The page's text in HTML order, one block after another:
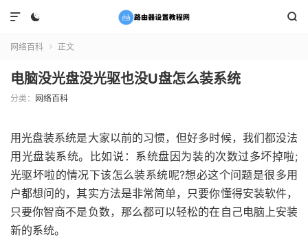
 

网络百科  正文
电脑没光盘没光驱也没U盘怎么装系统
分类： 网络百科
用光盘装系统是大家以前的习惯，但好多时候，我们都没法
用光盘装系统。比如说：系统盘因为装的次数过多坏掉啦;
光驱坏啦的情况下该怎么装系统呢?想必这个问题是很多用
户都想问的，其实方法是非常简单，只要你懂得安装软件，
只要你智商不是负数，那么都可以轻松的在自己电脑上安装
新的系统。